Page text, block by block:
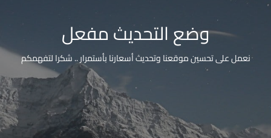
وضع التحديث مفعل
نعمل على تحسين موقعنا وتحديث أسعارنا بأستمرار .. شكرا لتفهمكم